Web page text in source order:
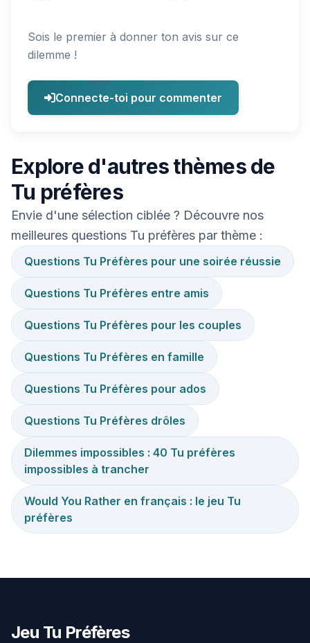
Sois le premier à donner ton avis sur ce
dilemme !
Connecte-toi pour commenter
Explore d'autres thèmes de
Tu préfères
Envie d'une sélection ciblée ? Découvre nos
meilleures questions Tu préfères par thème :
Questions Tu Préfères pour une soirée réussie
Questions Tu Préfères entre amis
Questions Tu Préfères pour les couples
Questions Tu Préfères en famille
Questions Tu Préfères pour ados
Questions Tu Préfères drôles
Dilemmes impossibles : 40 Tu préfères
impossibles à trancher
Would You Rather en français : le jeu Tu
préfères
Jeu Tu Préfères